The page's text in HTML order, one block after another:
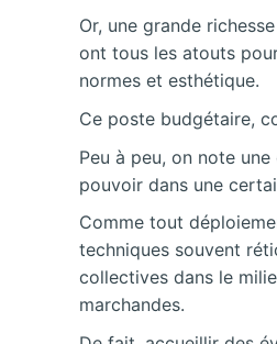
Or, une grande
ont tous les atouts
normes et esthétique.
Ce poste budgétaire,
Peu à peu, on note
pouvoir dans une
Comme tout
techniques souvent
collectives dans le
marchandes.